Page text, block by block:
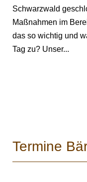
Schwarzwald
Maßnahmen im
das so wichtig und
Tag zu? Unser...
Termine